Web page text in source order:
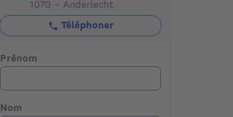
1070 - Anderlecht
Téléphoner
Prénom
Nom